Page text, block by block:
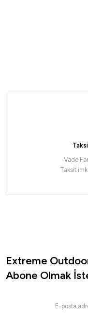
Vade
Taksit
Extreme
Abone Olmak